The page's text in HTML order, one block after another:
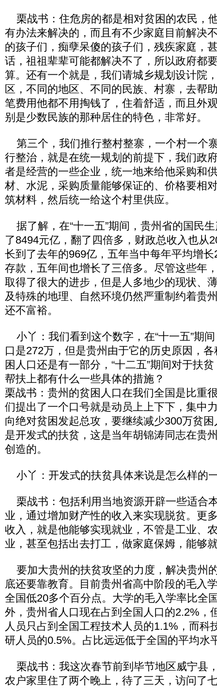
栗战书：住危房的都是相对贫困的农民，
有办法来解决的，而且有不少家庭目前解决
的孩子们，痴孽呆傻的孩子们，残疾家庭，
话，祖祖辈辈可能都解决不了，所以政府都
算。还有一个就是，我们请城乡规划设计院
区，不同的地区、不同的民族、村寨，去帮
笔费用他都不用掏钱了，住着舒适，而且外
别是少数民族的那种居住的特色，非常好。
第三个，我们推行整村整寨，一个村一个
行整治，就是在统一规划的前提下，我们政
者是经营的一些企业，统一地来给他采购和
材、水泥，采购质量能够保证的、价格要相
筑材料，然后统一给这个村里供应。
据了解，在“十一五”期间，贵州省的国民
了8494元亿，翻了四倍多，财政总收入也从
长到了去年的969亿，五年当中每年平均增
存款，五年间也增长了三倍多。尽管这些年
取得了很大的进步，但是人多地少的现状、
及特殊的地理、自然环境仍然严重制约着贵
还不富裕。
小丫：我们看到这个数字，在“十一五”期
口是272万，但是贵州由于它的历史原因，
困人口还是有一部分，“十二五”期间对于扶
帮扶上都有什么一些具体的措施？
栗战书：贵州的贫困人口在我们全国是比重
们提出了一个口号就是动员上上下下，集中
向绝对贫困发起总攻，要继续减少300万贫
是开发式的扶贫，这是当年胡锦涛同志在贵
创造的。
小丫：开发式的扶贫具体来说是怎么样的
栗战书：包括利用当地资源开辟一些适合
业，通过增加财产性的收入来实现脱贫。更
收入，就是他能够实现就业，不管是工业、
业，甚至包括出去打工，做家庭保姆，能够
要加大贵州的扶贫攻坚的力度，解决贵州
底还要靠教育。目前贵州省高中阶段的毛入
全国低20多个百分点。大学的毛入学率比全
外，贵州省人口现在占到全国人口的2.2%，
人员只占到全国工程技术人员的1.1%，而科
研人员的0.5%。占比远远低于全国的平均水
栗战书：我这次春节前到毕节地区威宁县
农户家里住了两个晚上，待了三天，访问了